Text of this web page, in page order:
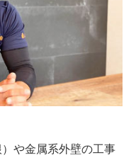
や金属系外壁の工事